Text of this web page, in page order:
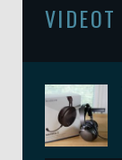
VIDEOT